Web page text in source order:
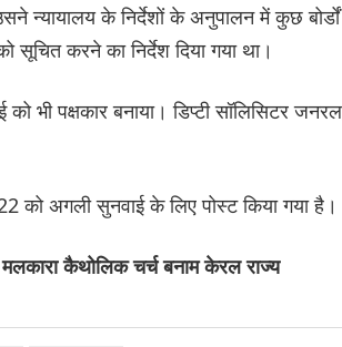
न्यायालय के निर्देशों के अनुपालन में कुछ
करने का निर्देश दिया गया था।
भी पक्षकार बनाया। डिप्टी सॉलिसिटर
को अगली सुनवाई के ‌लिए पोस्ट किया गया है।
कैथोलिक चर्च बनाम केरल राज्य